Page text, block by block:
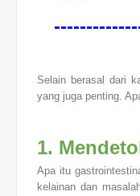
Selain berasal dari
yang juga penting.
1.
Apa itu
kelainan dan